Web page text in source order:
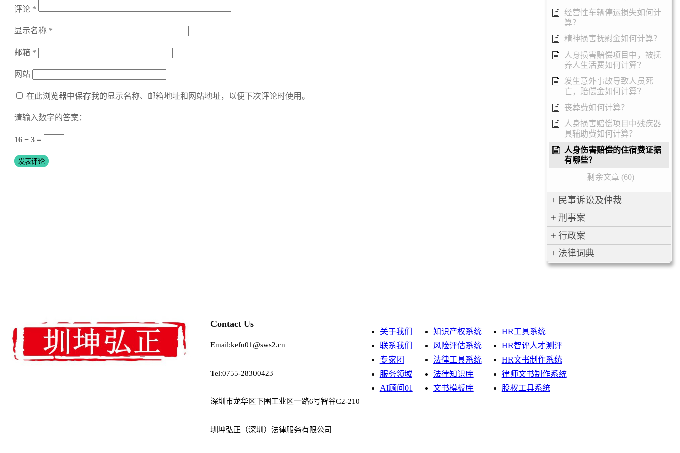
评论 *
显示名称 *
邮箱 *
网站
在此浏览器中保存我的显示名称、邮箱地址和网站地址，以便下次评论时使用。
请输入数字的答案：
16 − 3 =
经营性车辆停运损失如何计
算？
精神损害抚慰金如何计算？
人身损害赔偿项目中，被抚
养人生活费如何计算？
发生意外事故导致人员死
亡，赔偿金如何计算？
丧葬费如何计算？
人身损害赔偿项目中残疾器
具辅助费如何计算？
人身伤害赔偿的住宿费证据
有哪些？
剩余文章 (60)
民事诉讼及仲裁
刑事案
行政案
法律词典
Contact Us
Email:kefu01@sws2.cn
Tel:0755-28300423
深圳市龙华区下围工业区一路6号智谷C2-210
圳坤弘正（深圳）法律服务有限公司
关于我们
联系我们
专家团
服务领域
AI顾问01
知识产权系统
风险评估系统
法律工具系统
法律知识库
文书模板库
HR工具系统
HR智评人才测评
HR文书制作系统
律师文书制作系统
股权工具系统